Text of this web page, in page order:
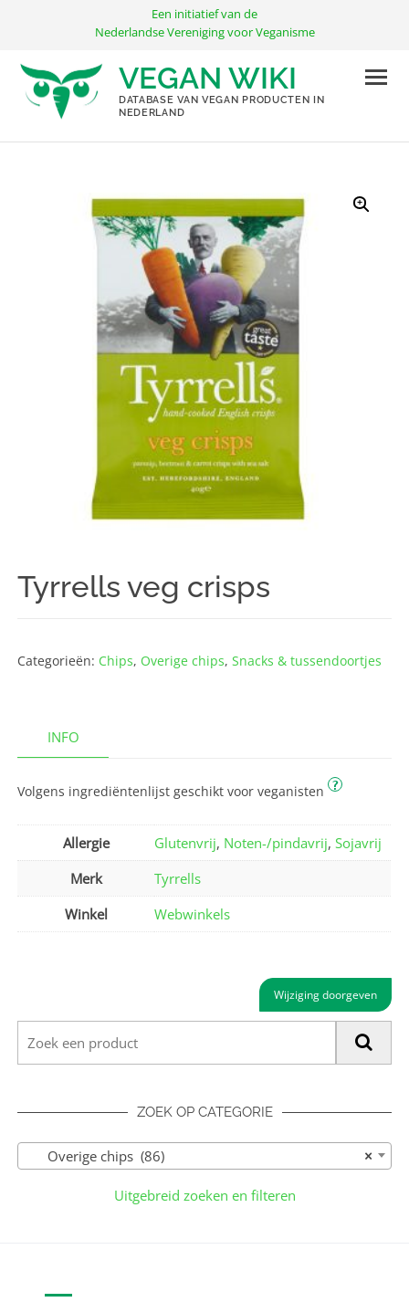
inhoud
Een initiatief van de
Nederlandse Vereniging voor Veganisme
VEGAN WIKI
DATABASE VAN VEGAN PRODUCTEN IN
NEDERLAND
Tyrrells veg crisps
Categorieën: Chips, Overige chips,Snacks & tussendoortjes
INFO
Volgens ingrediëntenlijst geschikt voor veganisten ?
Allergie Glutenvrij, Noten-/pindavrij,Sojavrij
Merk
Tyrrells
Winkel
Webwinkels
Wijziging doorgeven
ZOEK OP CATEGORIE
×
Overige chips (86)
Uitgebreid zoeken en filteren